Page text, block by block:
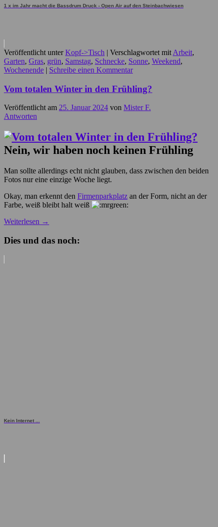
1 x im Jahr macht die Bassdrum Druck - Open Air auf den Steinbachwiesen
Veröffentlicht unter Kopf->Tisch | Verschlagwortet mit Arbeit,
Garten, Gras, grün, Samstag, Schnecke, Sonne, Weekend,
Wochenende | Schreibe einen Kommentar
Vom totalen Winter in den Frühling?
Veröffentlicht am 25. Januar 2024 von Mister F.
Antworten
Nein, wir haben noch keinen Frühling
Man sollte allerdings echt nicht glauben, dass zwischen den beiden
Fotos nur eine einzige Woche liegt.
Okay, man erkennt den Firmenparkplatz an der Form, nicht an der
Farbe, weiß bleibt halt weiß
Weiterlesen →
Dies und das noch:
Kein Internet ...